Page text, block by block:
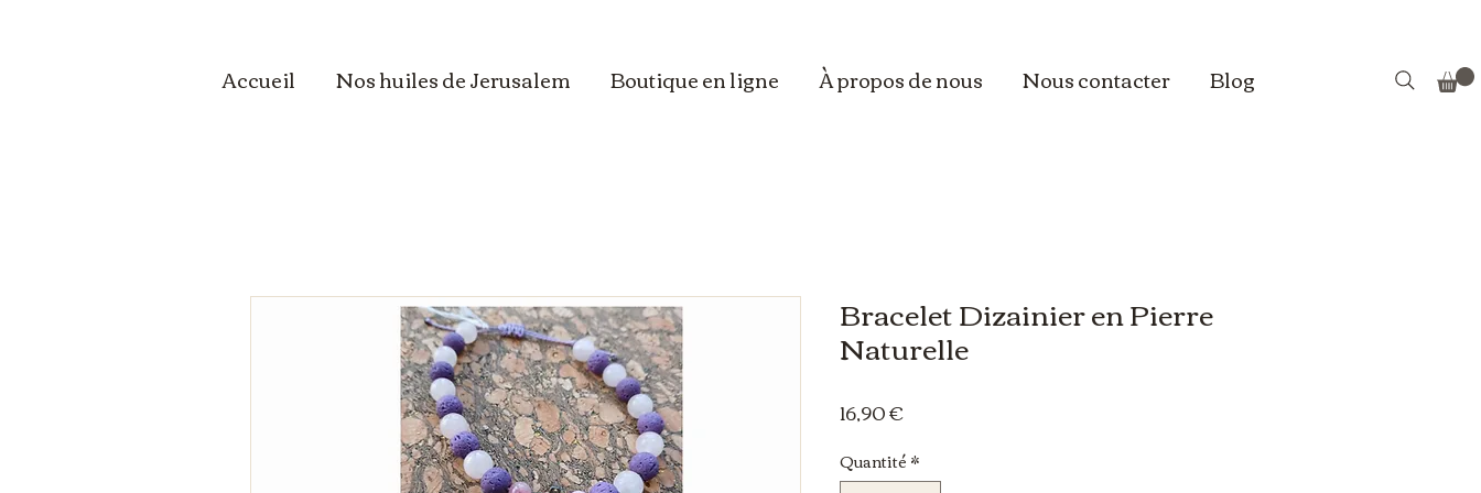
Accueil Nos huiles de Jerusalem Boutique en ligne À propos de nous Nous contacter Blog
Bracelet Dizainier en Pierre
Naturelle
16,90 €Prix
Quantité*